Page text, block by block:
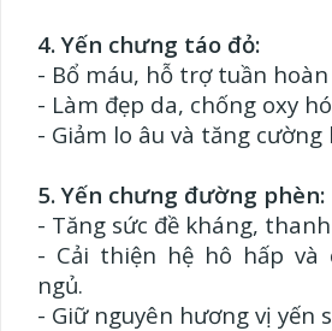
4. Yến chưng táo đỏ:
- Bổ máu, hỗ trợ tuần
- Làm đẹp da, chống oxy
- Giảm lo âu và tăng cường
5. Yến chưng đường phèn:
- Tăng sức đề kháng,
- Cải thiện hệ hô hấp và
ngủ.
- Giữ nguyên hương vị yến